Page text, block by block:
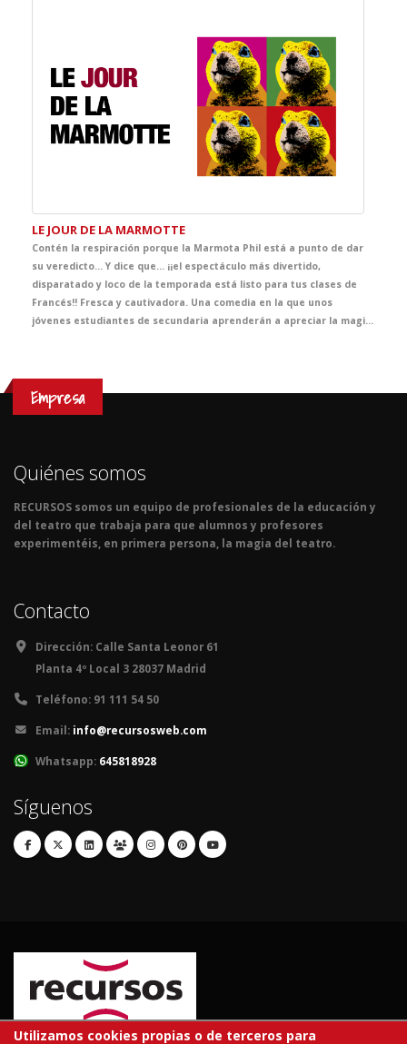
LE JOUR DE LA MARMOTTE
Contén la respiración porque la Marmota Phil está a punto de dar
su veredicto… Y dice que... ¡¡el espectáculo más divertido,
disparatado y loco de la temporada está listo para tus clases de
Francés!! Fresca y cautivadora. Una comedia en la que unos
jóvenes estudiantes de secundaria aprenderán a apreciar la magia de los momentos que verdaderamente importan a través de las más disparatadas y divertidas situaciones.
Empresa
Quiénes somos
RECURSOS somos un equipo de profesionales de la educación y
del teatro que trabaja para que alumnos y profesores
experimentéis, en primera persona, la magia del teatro.
Contacto
Dirección: Calle Santa Leonor 61
Planta 4º Local 3 28037 Madrid
Teléfono: 91 111 54 50
Email: info@recursosweb.com
Whatsapp: 645818928
Síguenos
Utilizamos cookies propias o de terceros para